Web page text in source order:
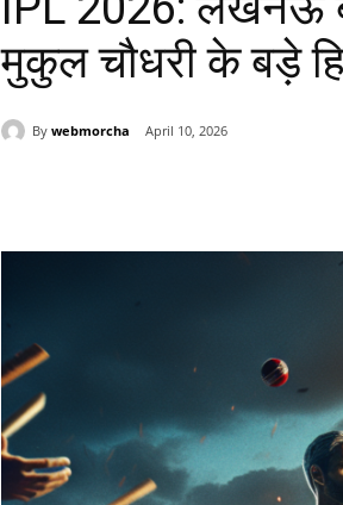
मुकुल चौधरी के बड़े
By webmorcha April 10, 2026